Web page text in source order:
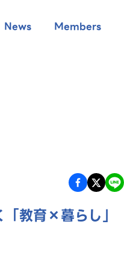
News Members
教育×暮らし」